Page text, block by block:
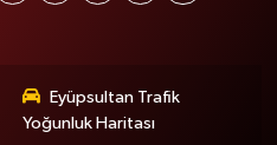
Eyüpsultan Trafik
Yoğunluk Haritası